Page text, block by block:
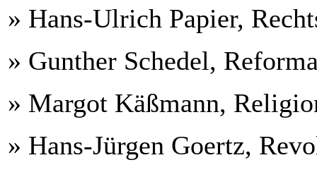
» Hans-Ulrich Papier,
» Gunther Schedel,
» Margot Käßmann,
» Hans-Jürgen Goertz,